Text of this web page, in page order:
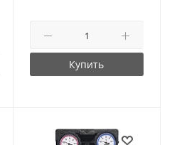
Купить